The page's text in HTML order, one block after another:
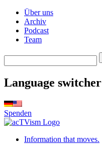
Über uns
Archiv
Podcast
Team
Language switcher
Spenden
Information that moves.